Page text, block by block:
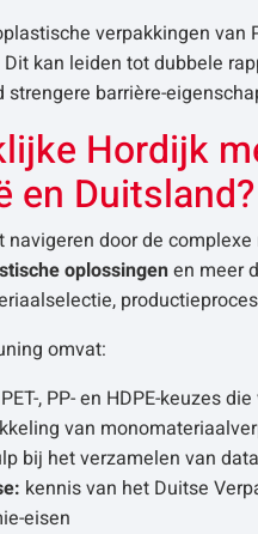
verpakkingen van
kan leiden tot dubbele
barrière-
Hordijk
en Duitsland?
door de
oplossingenen meer
omvat:
, PP- en HDPE-keuzes
van
bij het verzamelen van
kennis van het Duitse
eisen